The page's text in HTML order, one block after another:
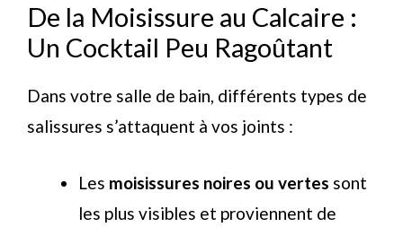
De la Moisissure au Calcaire :
Un Cocktail Peu Ragoûtant
Dans votre salle de bain, différents types de
salissures s’attaquent à vos joints :
Les moisissures noires ou vertes sont
les plus visibles et proviennent de